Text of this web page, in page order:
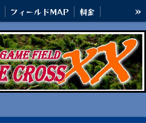
フィールドMAP
料金
»